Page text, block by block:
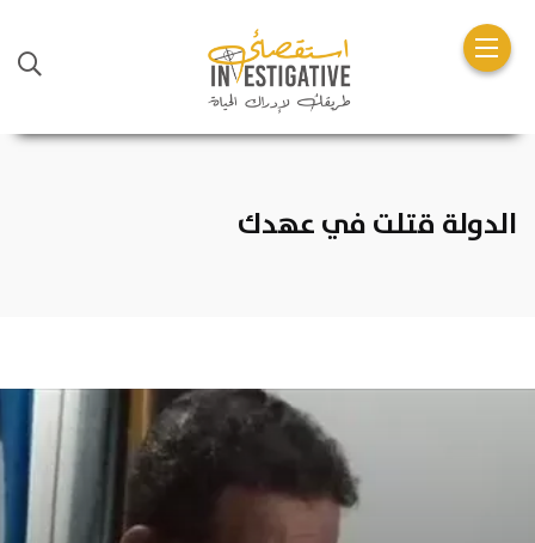
الدولة قتلت في عهدك